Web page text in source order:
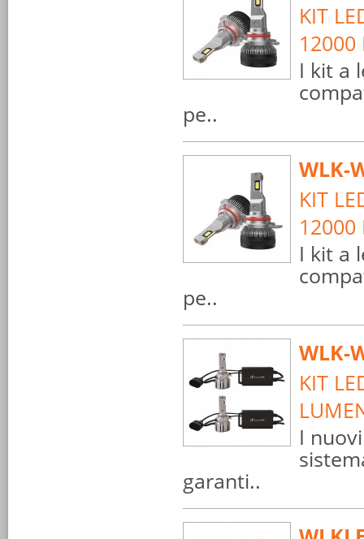
KIT
12000
I kit a
pe..
WLK-
KIT
12000
I kit a
pe..
WLK-
KIT
I
garanti..